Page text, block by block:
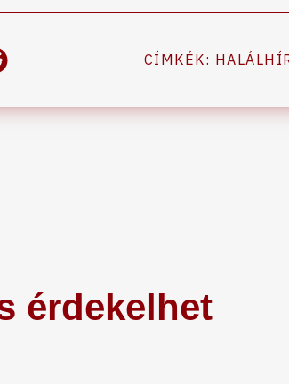
CÍMKÉK:
érdekelhet